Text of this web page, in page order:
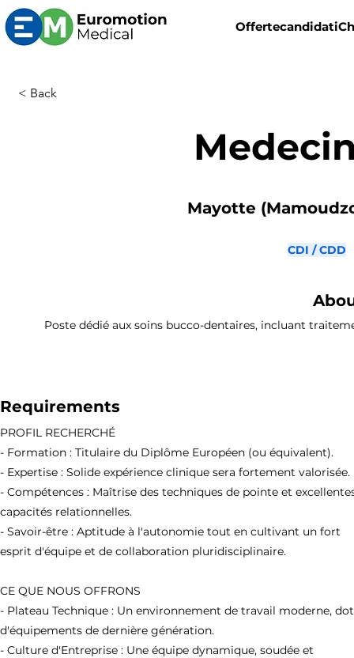
Offertecandidati
< Back
Mayotte
CDI / CDD
Poste dédié aux soins bucco-dentaires, incluant
Requirements
PROFIL RECHERCHÉ
- Formation : Titulaire du Diplôme Européen (ou équivalent).
- Expertise : Solide expérience clinique sera fortement valorisée.
- Compétences : Maîtrise des techniques de pointe et
capacités relationnelles.
- Savoir-être : Aptitude à l'autonomie tout en cultivant un fort
esprit d'équipe et de collaboration pluridisciplinaire.
CE QUE NOUS OFFRONS
- Plateau Technique : Un environnement de travail moderne,
d'équipements de dernière génération.
- Culture d'Entreprise : Une équipe dynamique, soudée et